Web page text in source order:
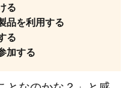
る
品を利用する
る
加する